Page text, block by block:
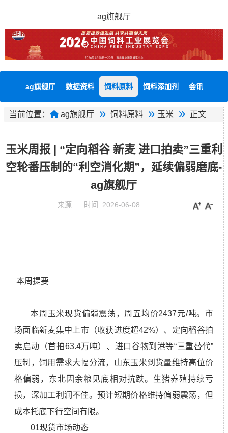
ag旗舰厅
ag旗舰厅 数据资料 饲料原料 饲料添加剂 会讯
当前位置： ag旗舰厅 饲料原料 玉米 正文
玉米周报 | “定向稻谷 新麦 进口拍卖”三重利
空轮番压制的“利空消化期”，延续偏弱磨底-
ag旗舰厅
来源: 时间: 2026-06-08
本周提要
本周玉米现货偏弱震荡，周五均价2437元/吨。市
场面临新麦集中上市（收获进度超42%）、定向稻谷拍
卖启动（首拍63.4万吨）、进口谷物到港等“三重替代”
压制，饲用需求大幅分流，山东玉米到货量维持高位价
格偏弱，东北因余粮见底相对抗跌。生猪养殖持续亏
损，深加工利润不佳。预计短期价格维持偏弱震荡，但
成本托底下行空间有限。
01现货市场动态